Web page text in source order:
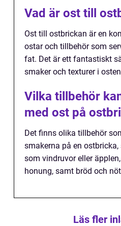
Vad är ost till
Ost till ostbrickan är en
ostar och tillbehör som
fat. Det är ett fantastiskt
smaker och texturer i
Vilka tillbehör
med ost på
Det finns olika tillbehör
smakerna på en
som vindruvor eller
honung, samt bröd och
Läs fler